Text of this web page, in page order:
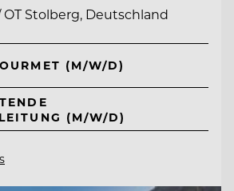
OT Stolberg, Deutschland
(M/W/D)
(M/W/D)